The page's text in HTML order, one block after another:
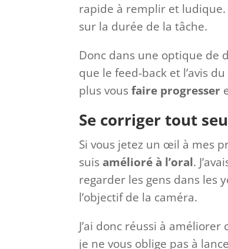
rapide à remplir et ludique.
sur la durée de la tâche.
Donc dans une optique de
que le feed-back et l’avis
plus vousfaire progresser
Se corriger tout
Si vous jetez un œil à mes
suis amélioré à l’oral.
regarder les gens dans les
l’objectif de la caméra.
J’ai donc réussi à
je ne vous oblige pas à